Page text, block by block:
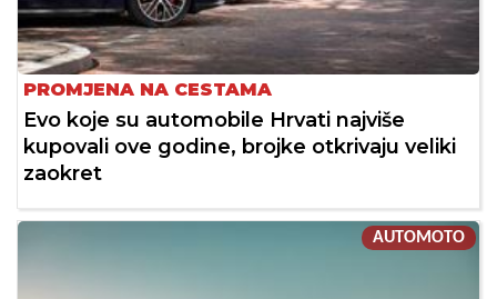
PROMJENA NA CESTAMA
Evo koje su automobile Hrvati najviše
kupovali ove godine, brojke otkrivaju veliki
zaokret
AUTOMOTO